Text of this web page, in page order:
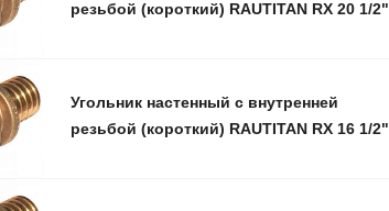
резьбой (короткий) RAUTITAN RX 20 1/2"
Угольник настенный с внутренней
резьбой (короткий) RAUTITAN RX 16 1/2"